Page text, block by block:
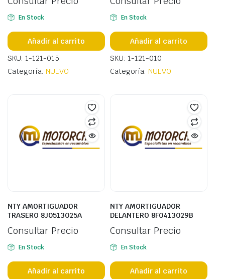
En Stock
Añadir al carrito
SKU: 1-121-015
Categoría: NUEVO
En Stock
Añadir al carrito
SKU: 1-121-010
Categoría: NUEVO
NTY AMORTIGUADOR
TRASERO 8J0513025A
Consultar Precio
En Stock
Añadir al carrito
NTY AMORTIGUADOR
DELANTERO 8F0413029B
Consultar Precio
En Stock
Añadir al carrito